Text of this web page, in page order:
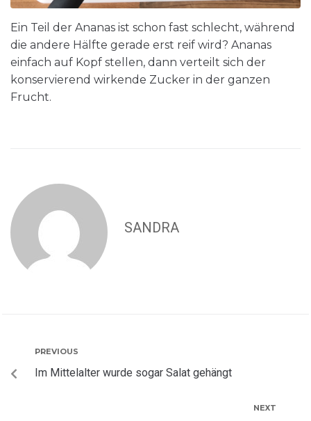
Ein Teil der Ananas ist schon fast schlecht, während
die andere Hälfte gerade erst reif wird? Ananas
einfach auf Kopf stellen, dann verteilt sich der
konservierend wirkende Zucker in der ganzen
Frucht.
SANDRA
PREVIOUS
Im Mittelalter wurde sogar Salat gehängt
NEXT